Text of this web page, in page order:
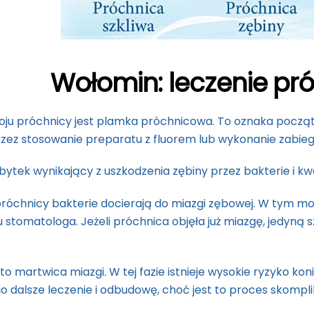
Wołomin: leczenie
próchnicy jest plamka próchnicowa. To oznaka
stosowanie preparatu z fluorem lub wykonanie
wynikający z uszkodzenia zębiny przez bakterie i
bakterie docierają do miazgi zębowej. W tym
Jeżeli próchnica objęła już miazgę,
martwica miazgi. W tej fazie istnieje wysokie ryzyko
dalsze leczenie i odbudowę, choć jest to proces